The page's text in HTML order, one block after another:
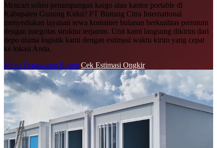
Mencari solusi penampangan kargo atau kantor portable di
Kabupaten Gunung Kidul? PT Bintang Citra International
menyediakan layanan sewa kontainer bulanan berkualitas premium
dengan integritas struktur terjamin. Unit kami langsung dikirim dari
depo utama logistik kami dengan estimasi waktu kirim yang cepat
ke lokasi Anda.
Minta Penawaran Resmi Cek Estimasi Ongkir